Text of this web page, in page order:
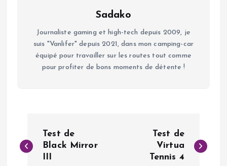
Sadako
Journaliste gaming et high-tech depuis 2009, je
suis "Vanlifer" depuis 2021, dans mon camping-car
équipé pour travailler sur les routes tout comme
pour profiter de bons moments de détente !
a
Test de
Black Mirror
III
Test de
Virtua
Tennis 4